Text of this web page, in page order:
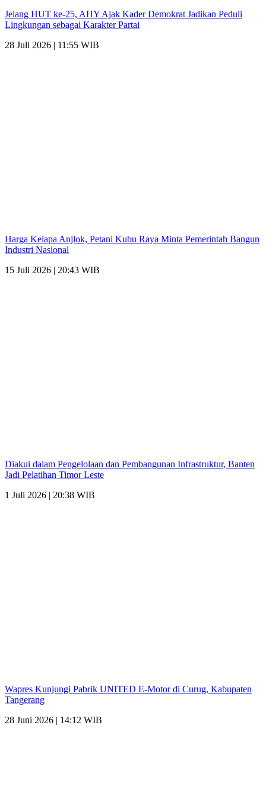
Jelang HUT ke-25, AHY Ajak Kader Demokrat Jadikan Peduli
Lingkungan sebagai Karakter Partai
28 Juli 2026 | 11:55 WIB
Harga Kelapa Anjlok, Petani Kubu Raya Minta Pemerintah Bangun
Industri Nasional
15 Juli 2026 | 20:43 WIB
Diakui dalam Pengelolaan dan Pembangunan Infrastruktur, Banten
Jadi Pelatihan Timor Leste
1 Juli 2026 | 20:38 WIB
Wapres Kunjungi Pabrik UNITED E-Motor di Curug, Kabupaten
Tangerang
28 Juni 2026 | 14:12 WIB